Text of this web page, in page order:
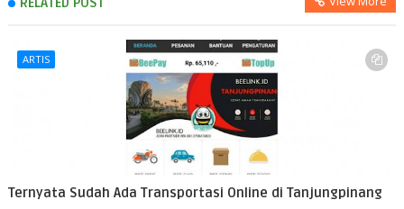
ARTIS
Ternyata Sudah Ada Transportasi Online di Tanjungpinang